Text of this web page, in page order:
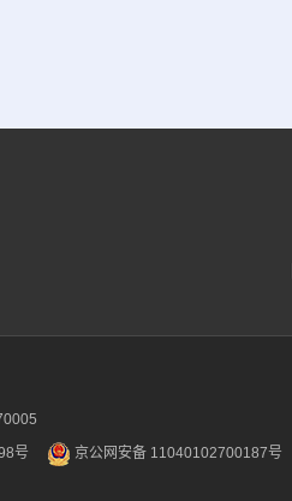
号 京公网安备 11040102700187号